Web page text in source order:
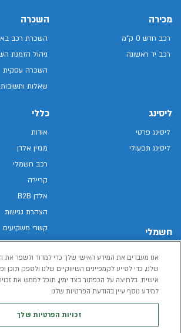
מכירה
רכב חדש 0 ק"מ
רכב יד ראשונה
השכרה
השכרת רכב
ניהול הזמנת
השכרה עסקית
שאלות ותשובות
ליסינג
ליסינג פרטי
ליסינג תפעולי
חשמלי
רכב חשמלי
הכל על רכב חשמלי
כללי
אודות
מגזין אלדן
רכב חשמלי
קריירה
אלדן B2B
הצהרת נגישות
קשרי משקיעים
מפת האתר
מדיניות פרטיות
תנאי שימוש
אנו מעבדים את המידע האישי שלך כדי למדוד ולשפר את
שלנו, כדי לסייע לקמפיינים השיווקיים שלנו ולספק תוכן
אישית. בלחיצה על הכפתור בצד ימין, תוכל לממש את
למידע נוסף עיין בהודעת הפרטיות שלנו
זכויות הפרטיות שלך